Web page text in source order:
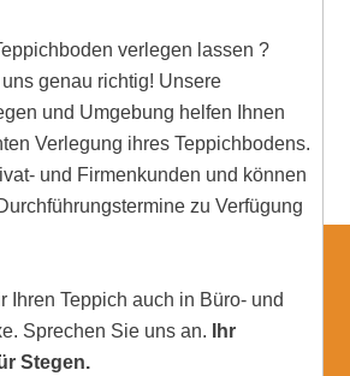
verlegen lassen ?
genau richtig! Unsere
und Umgebung helfen Ihnen
Verlegung ihres Teppichbodens.
und Firmenkunden und können
zu Verfügung
Ihren Teppich auch in Büro- und
Sprechen Sie uns an.
Ihr
Stegen.